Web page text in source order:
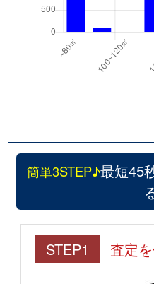
簡単3STEP♪最短45
STEP1 査定